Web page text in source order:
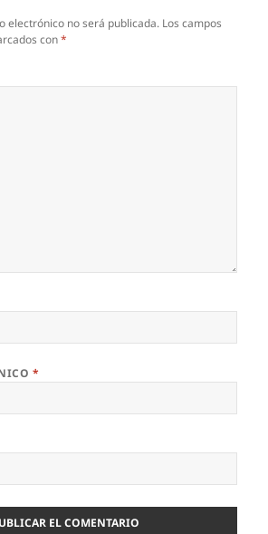
electrónico no será publicada. Los campos
con*
*